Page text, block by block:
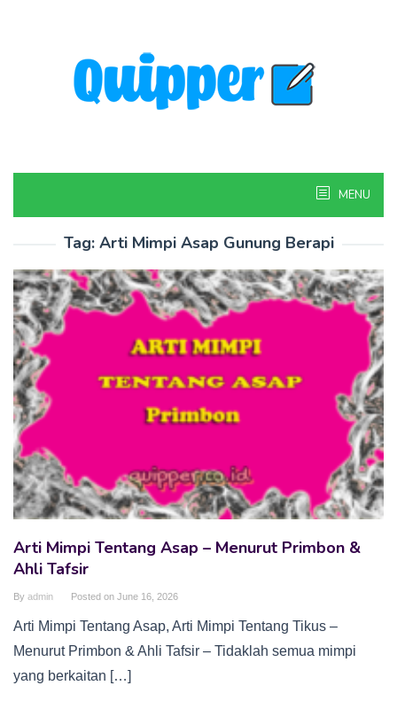
MENU
Tag: Arti Mimpi Asap Gunung Berapi
Arti Mimpi Tentang Asap – Menurut Primbon &
Ahli Tafsir
By admin Posted on June 16, 2026
Arti Mimpi Tentang Asap, Arti Mimpi Tentang Tikus –
Menurut Primbon & Ahli Tafsir – Tidaklah semua mimpi
yang berkaitan […]